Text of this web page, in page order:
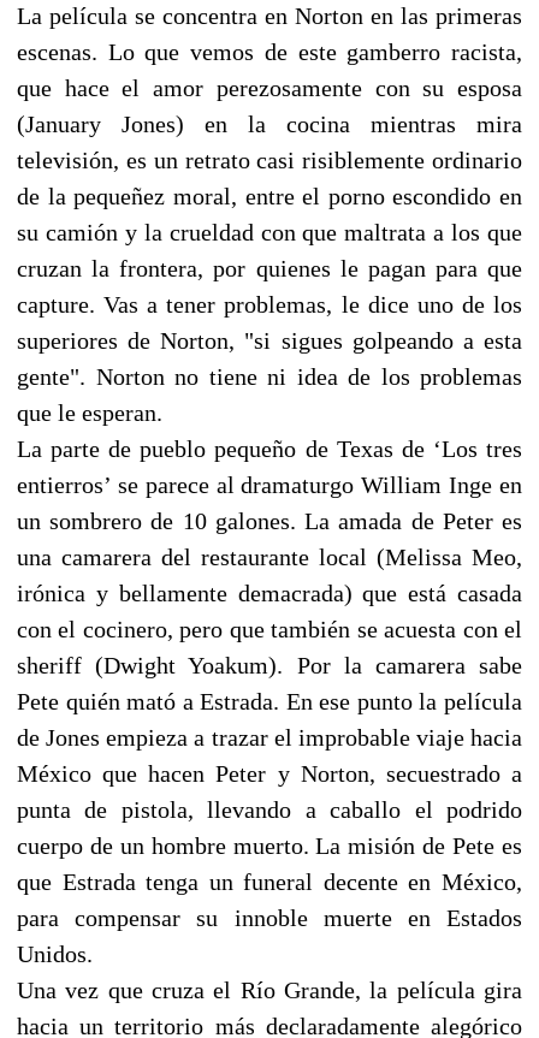
La película se concentra en Norton en las primeras
escenas. Lo que vemos de este gamberro racista,
que hace el amor perezosamente con su esposa
(January Jones) en la cocina mientras mira
televisión, es un retrato casi risiblemente ordinario
de la pequeñez moral, entre el porno escondido en
su camión y la crueldad con que maltrata a los que
cruzan la frontera, por quienes le pagan para que
capture. Vas a tener problemas, le dice uno de los
superiores de Norton, "si sigues golpeando a esta
gente". Norton no tiene ni idea de los problemas
que le esperan.
La parte de pueblo pequeño de Texas de ‘Los tres
entierros’ se parece al dramaturgo William Inge en
un sombrero de 10 galones. La amada de Peter es
una camarera del restaurante local (Melissa Meo,
irónica y bellamente demacrada) que está casada
con el cocinero, pero que también se acuesta con el
sheriff (Dwight Yoakum). Por la camarera sabe
Pete quién mató a Estrada. En ese punto la película
de Jones empieza a trazar el improbable viaje hacia
México que hacen Peter y Norton, secuestrado a
punta de pistola, llevando a caballo el podrido
cuerpo de un hombre muerto. La misión de Pete es
que Estrada tenga un funeral decente en México,
para compensar su innoble muerte en Estados
Unidos.
Una vez que cruza el Río Grande, la película gira
hacia un territorio más declaradamente alegórico